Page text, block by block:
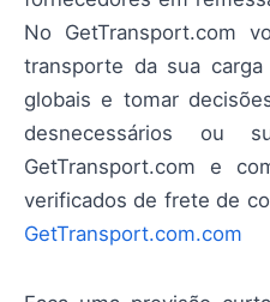
No GetTransport.com
transporte da sua
globais e tomar
desnecessários ou
GetTransport.com e
verificados de frete de
GetTransport.com.com